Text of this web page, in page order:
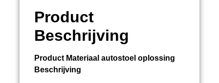
Product
Beschrijving
Product Materiaal autostoel oplossing
Beschrijving